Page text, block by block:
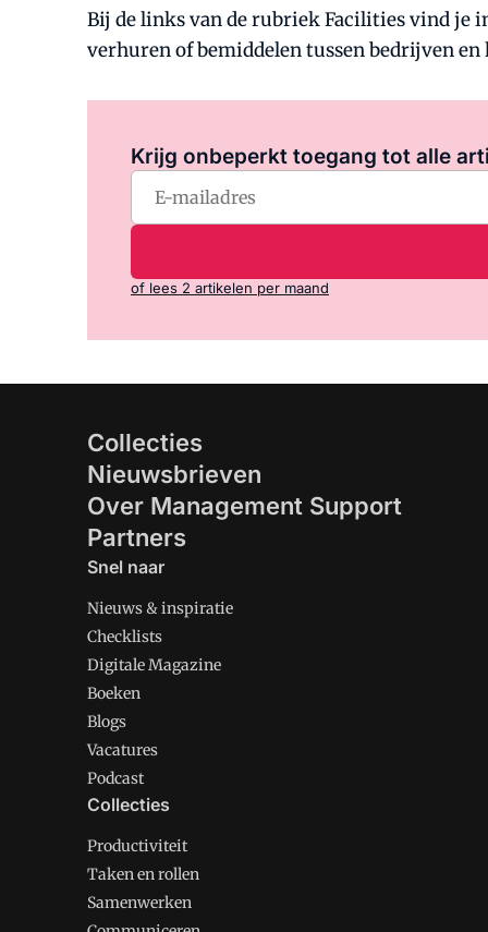
Bij de links van de rubriek Facilities vind je
verhuren of bemiddelen tussen bedrijven en
Krijg onbeperkt toegang tot alle
of lees 2 artikelen per maand
Collecties
Nieuwsbrieven
Over Management Support
Partners
Snel naar
Nieuws & inspiratie
Checklists
Digitale Magazine
Boeken
Blogs
Vacatures
Podcast
Collecties
Productiviteit
Taken en rollen
Samenwerken